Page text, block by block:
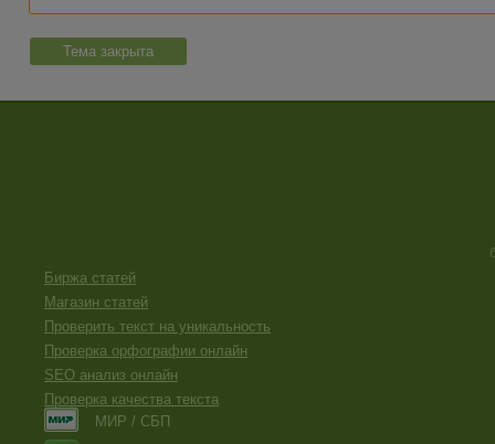
Тема закрыта
Биржа статей
Магазин статей
Проверить текст на уникальность
Проверка орфографии онлайн
SEO анализ онлайн
Проверка качества текста
МИР / СБП